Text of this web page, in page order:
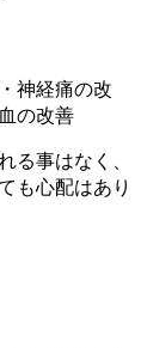
神経痛の改
の改善
る事はなく、
も心配はあり